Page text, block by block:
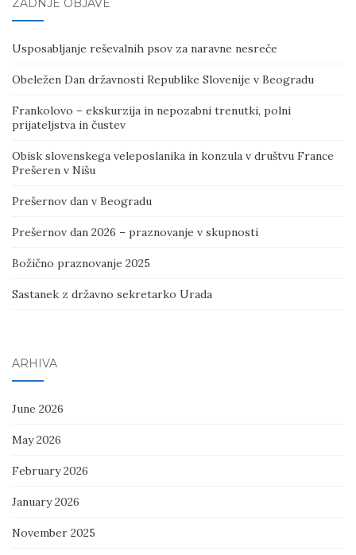
ZADNJE OBJAVE
Usposabljanje reševalnih psov za naravne nesreče
Obeležen Dan državnosti Republike Slovenije v Beogradu
Frankolovo – ekskurzija in nepozabni trenutki, polni
prijateljstva in čustev
Obisk slovenskega veleposlanika in konzula v društvu France
Prešeren v Nišu
Prešernov dan v Beogradu
Prešernov dan 2026 – praznovanje v skupnosti
Božično praznovanje 2025
Sastanek z državno sekretarko Urada
ARHIVA
June 2026
May 2026
February 2026
January 2026
November 2025